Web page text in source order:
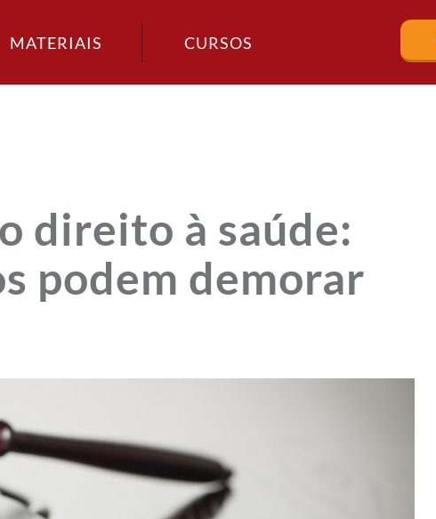
MATERIAIS CURSOS
direito à saúde:
podem demorar